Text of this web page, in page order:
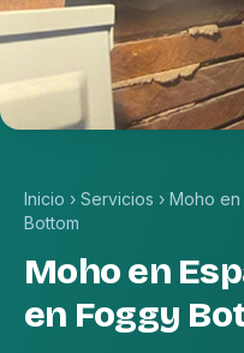
Inicio › Servicios › Moho en
Bottom
Moho en
en Foggy